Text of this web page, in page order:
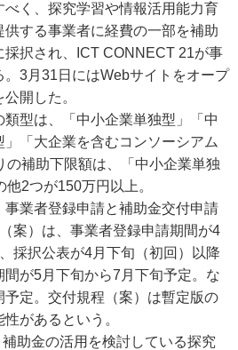
く、探究学習や情報活用能力育
する事業者に経費の一部を補助
択され、ICT CONNECT 21が事
3月31日にはWebサイトをオープ
開した。
型は、「中小企業単独型」「中
「大企業を含むコンソーシアム
の補助下限額は、「中小企業単独
2つが150万円以上。
業者登録申請と補助金交付申請
案）は、事業者登録申請期間が4
採択公表が4月下旬（初回）以降
が5月下旬から7月下旬予定。な
定。交付規程（案）は暫定版の
があるという。
助金の活用を検討している探究